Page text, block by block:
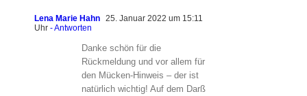
Lena Marie Hahn 25. Januar 2022 um 15:11
Uhr - Antworten
Danke schön für die
Rückmeldung und vor allem für
den Mücken-Hinweis – der ist
natürlich wichtig! Auf dem Darß